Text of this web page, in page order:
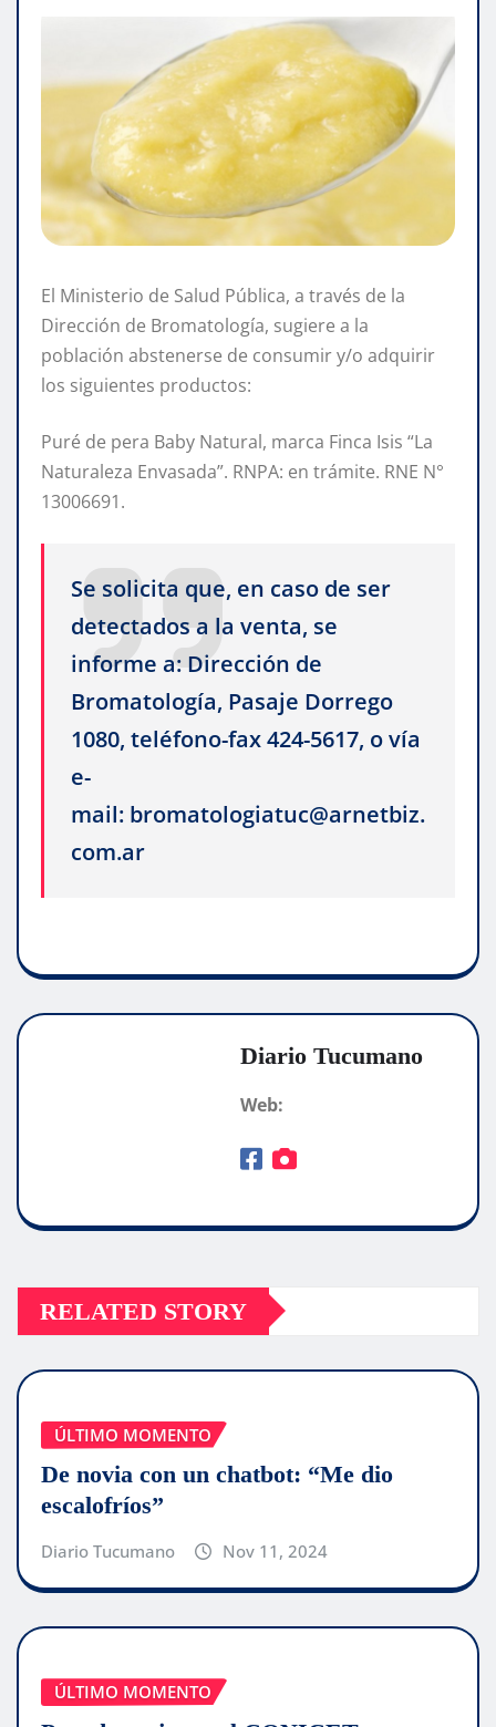
El Ministerio de Salud Pública, a través de la
Dirección de Bromatología, sugiere a la
población abstenerse de consumir y/o adquirir
los siguientes productos:
Puré de pera Baby Natural, marca Finca Isis “La
Naturaleza Envasada”. RNPA: en trámite. RNE N°
13006691.
Se solicita que, en caso de ser
detectados a la venta, se
informe a: Dirección de
Bromatología, Pasaje Dorrego
1080, teléfono-fax 424-5617, o vía
e-
mail: bromatologiatuc@arnetbiz.
com.ar
Diario Tucumano
Web:
RELATED STORY
ÚLTIMO MOMENTO
De novia con un chatbot: “Me dio
escalofríos”
Diario Tucumano Nov 11, 2024
ÚLTIMO MOMENTO